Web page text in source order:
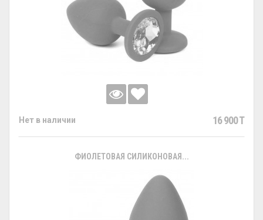
Нет в наличии 16 900 T
ФИОЛЕТОВАЯ СИЛИКОНОВАЯ...